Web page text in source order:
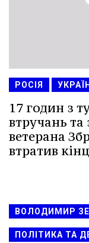
РОСІЯ
17 годин з
втручань та
ветерана
втратив
ВОЛОДИМИР
ПОЛІТИКА ТА